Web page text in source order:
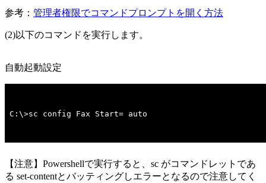
参考： 管理者権限でコマンドプロンプトを開く方法
(2)以下のコマンドを実行します。
自動起動設定
C:\>sc config Fax Start= auto
【注意】Powershellで実行すると、sc がコマンドレットであ
る set-contentとバッティングしエラーとなるので注意してく